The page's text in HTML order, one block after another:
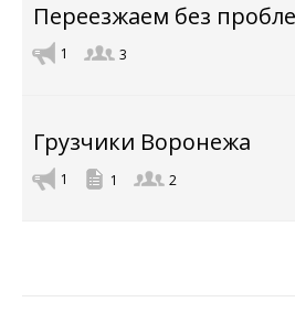
Переезжаем без
1 3
Грузчики Воронежа
1 1 2